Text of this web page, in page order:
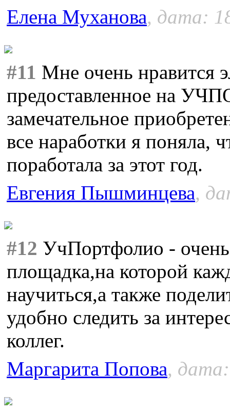
Елена Муханова, дата:
#11 Мне очень нравится
предоставленное на
замечательное
все наработки я поняла,
поработала за этот год.
Евгения Пышминцева,
#12 УчПортфолио - очень
площадка,на которой
научиться,а также
удобно следить за
коллег.
Маргарита Попова,